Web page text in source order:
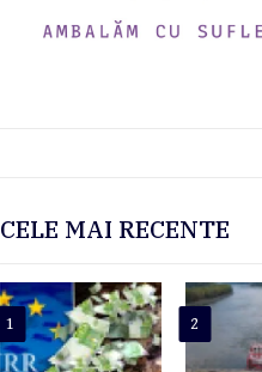
CELE MAI RECENTE
1 2